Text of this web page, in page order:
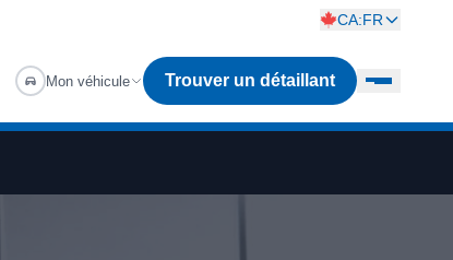
CA:FR
Mon véhicule Trouver un détaillant